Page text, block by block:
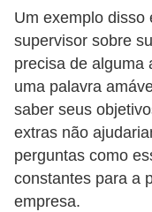
Um exemplo disso
supervisor sobre
precisa de alguma
uma palavra
saber seus
extras não
perguntas como
constantes para a
empresa.
o
s
H
u
m
a